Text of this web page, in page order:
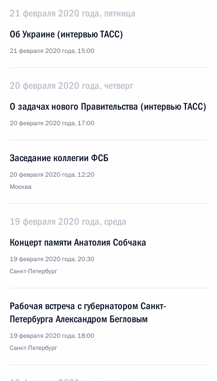
21 февраля 2020 года, пятница
Об Украине (интервью ТАСС)
21 февраля 2020 года, 15:00
20 февраля 2020 года, четверг
О задачах нового Правительства (интервью ТАСС)
20 февраля 2020 года, 17:00
Заседание коллегии ФСБ
20 февраля 2020 года, 12:20
Москва
19 февраля 2020 года, среда
Концерт памяти Анатолия Собчака
19 февраля 2020 года, 20:30
Санкт-Петербург
Рабочая встреча с губернатором Санкт-
Петербурга Александром Бегловым
19 февраля 2020 года, 18:00
Санкт-Петербург